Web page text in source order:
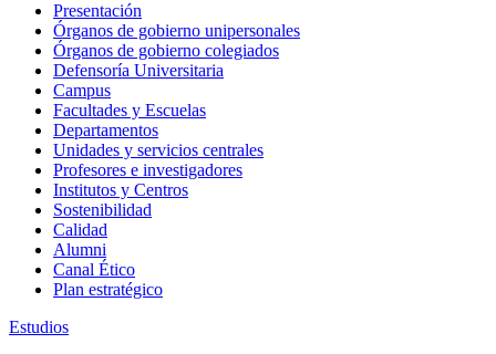
Presentación
Órganos de gobierno unipersonales
Órganos de gobierno colegiados
Defensoría Universitaria
Campus
Facultades y Escuelas
Departamentos
Unidades y servicios centrales
Profesores e investigadores
Institutos y Centros
Sostenibilidad
Calidad
Alumni
Canal Ético
Plan estratégico
Estudios